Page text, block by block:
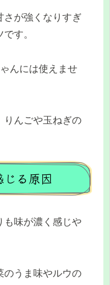
さが強くなりすぎ
す。
んには使えませ
りんごや玉ねぎの
る原因
も味が濃く感じや
のうま味やルウの